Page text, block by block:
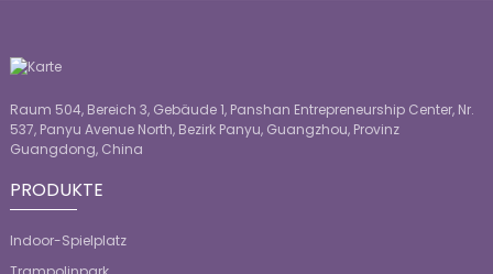
Raum 504, Bereich 3, Gebäude 1, Panshan Entrepreneurship Center, Nr.
537, Panyu Avenue North, Bezirk Panyu, Guangzhou, Provinz
Guangdong, China
PRODUKTE
Indoor-Spielplatz